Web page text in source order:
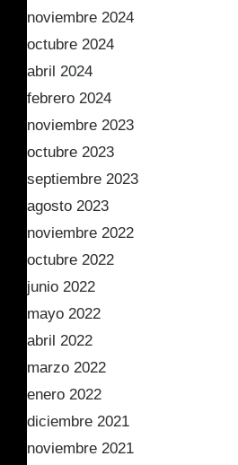
noviembre 2024
octubre 2024
abril 2024
febrero 2024
noviembre 2023
octubre 2023
septiembre 2023
agosto 2023
noviembre 2022
octubre 2022
junio 2022
mayo 2022
abril 2022
marzo 2022
enero 2022
diciembre 2021
noviembre 2021